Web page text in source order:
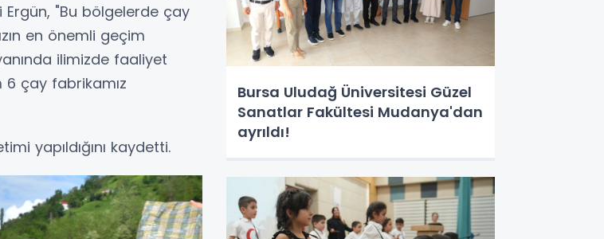
Ergün, "Bu bölgelerde çay
en önemli geçim
ilimizde faaliyet
çay fabrikamız
yapıldığını kaydetti.
Bursa Uludağ Üniversitesi Güzel
Sanatlar Fakültesi Mudanya'dan
ayrıldı!